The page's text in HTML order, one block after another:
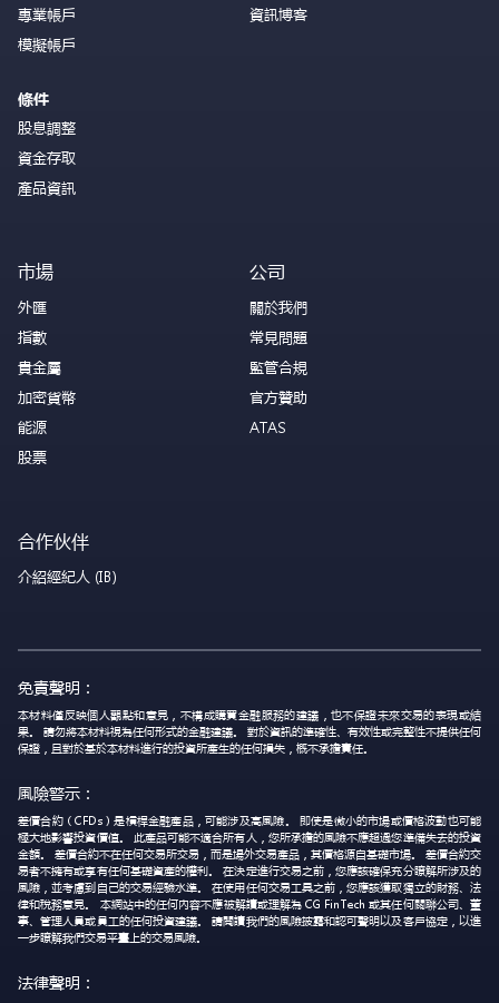
專業帳戶
模擬帳戶
條件
股息調整
資金存取
產品資訊
資訊博客
市場
外匯
指數
貴金屬
加密貨幣
能源
股票
公司
關於我們
常見問題
監管合規
官方贊助
ATAS
合作伙伴
介紹經紀人 (IB)
免責聲明：
本材料僅反映個人觀點和意見，不構成購買金融服務的建議，也不保證未來交易的表現或結
果。 請勿將本材料視為任何形式的金融建議。 對於資訊的準確性、有效性或完整性不提供任何
保證，且對於基於本材料進行的投資所產生的任何損失，概不承擔責任。
風險警示：
差價合約（CFDs）是槓桿金融產品，可能涉及高風險。 即使是微小的市場或價格波動也可能
極大地影響投資價值。 此產品可能不適合所有人，您所承擔的風險不應超過您準備失去的投資
金額。 差價合約不在任何交易所交易，而是場外交易產品，其價格源自基礎市場。 差價合約交
易者不擁有或享有任何基礎資產的權利。 在決定進行交易之前，您應該確保充分瞭解所涉及的
風險，並考慮到自己的交易經驗水準。 在使用任何交易工具之前，您應該獲取獨立的財務、法
律和稅務意見。 本網站中的任何內容不應被解讀或理解為 CG FinTech 或其任何關聯公司、董
事、管理人員或員工的任何投資建議。 請閱讀我們的風險披露和認可聲明以及客戶協定，以進
一步瞭解我們交易平臺上的交易風險。
法律聲明：